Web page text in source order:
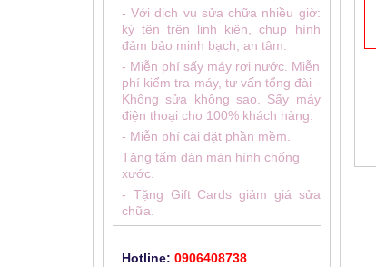
- Với dịch vụ sửa chữa nhiều giờ:
ký tên trên linh kiện, chụp hình
đảm bảo minh bạch, an tâm.
- Miễn phí sấy máy rơi nước. Miễn
phí kiểm tra máy, tư vấn tổng đài -
Không sửa không sao. Sấy máy
điện thoại cho 100% khách hàng.
- Miễn phí cài đặt phần mềm.
Tặng tấm dán màn hình chống
xước.
- Tặng Gift Cards giảm giá sửa
chữa.
Hotline: 0906408738